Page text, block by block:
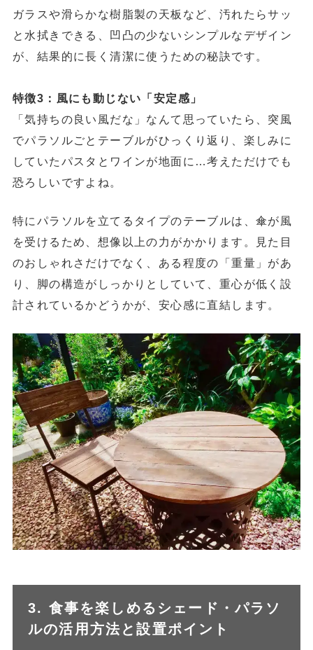
ガラスや滑らかな樹脂製の天板など、汚れたらサッ
と水拭きできる、凹凸の少ないシンプルなデザイン
が、結果的に長く清潔に使うための秘訣です。
特徴3：風にも動じない「安定感」
「気持ちの良い風だな」なんて思っていたら、突風
でパラソルごとテーブルがひっくり返り、楽しみに
していたパスタとワインが地面に…考えただけでも
恐ろしいですよね。
特にパラソルを立てるタイプのテーブルは、傘が風
を受けるため、想像以上の力がかかります。見た目
のおしゃれさだけでなく、ある程度の「重量」があ
り、脚の構造がしっかりとしていて、重心が低く設
計されているかどうかが、安心感に直結します。
3. 食事を楽しめるシェード・パラソ
ルの活用方法と設置ポイント